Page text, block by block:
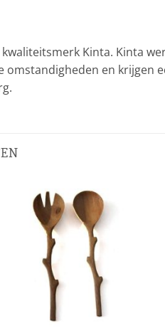
Kinta. Kinta
en krijgen